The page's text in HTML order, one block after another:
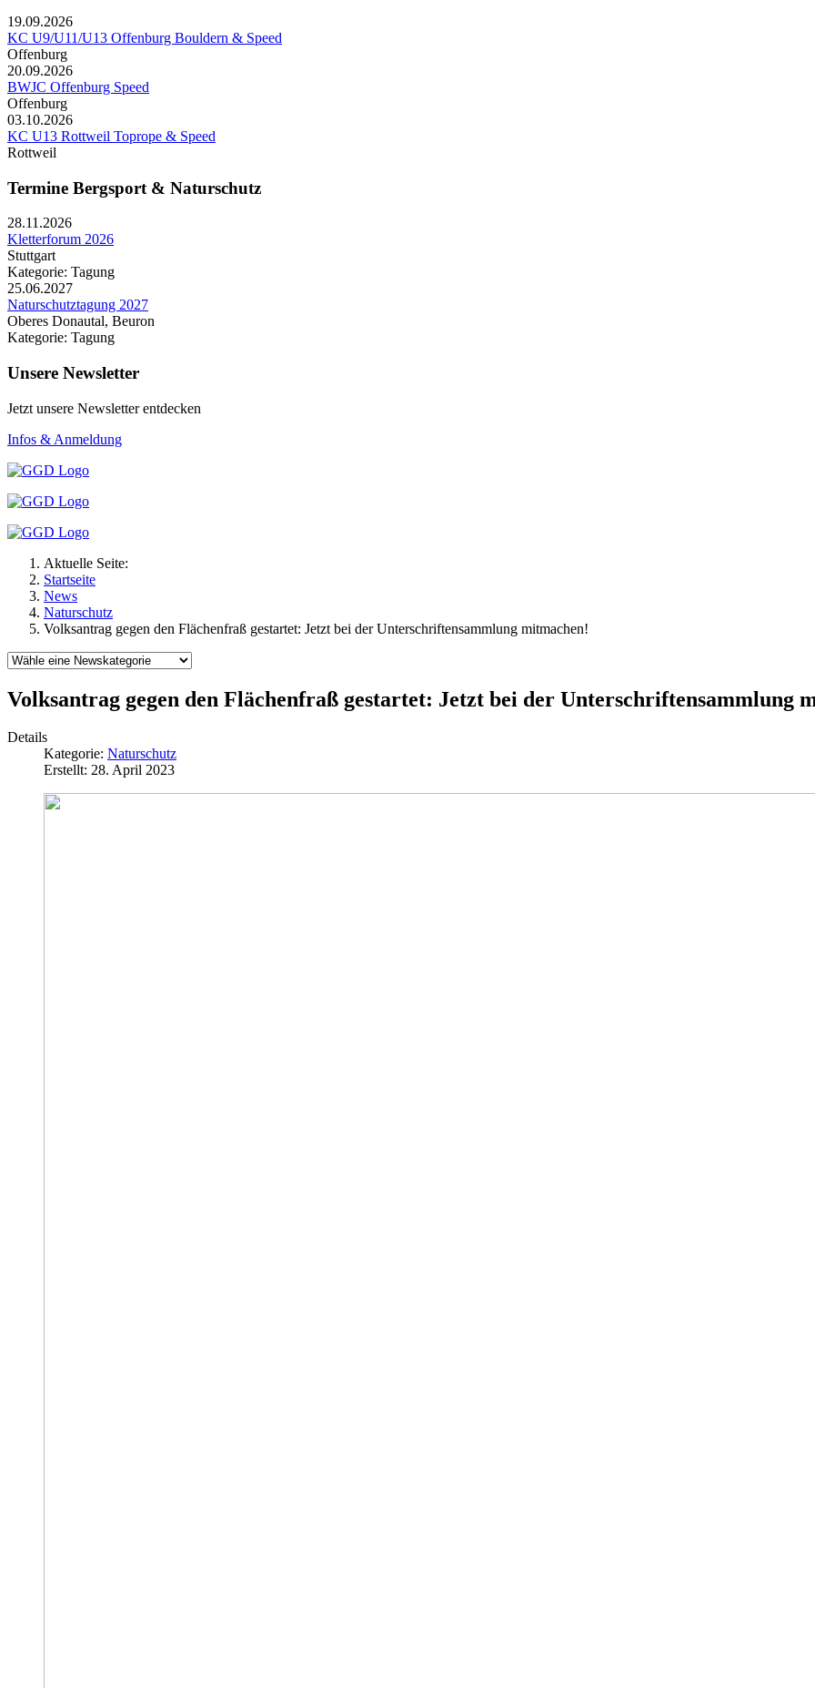
19.09.2026
KC U9/U11/U13 Offenburg Bouldern & Speed
Offenburg
20.09.2026
BWJC Offenburg Speed
Offenburg
03.10.2026
KC U13 Rottweil Toprope & Speed
Rottweil
Termine Bergsport & Naturschutz
28.11.2026
Kletterforum 2026
Stuttgart
Kategorie: Tagung
25.06.2027
Naturschutztagung 2027
Oberes Donautal, Beuron
Kategorie: Tagung
Unsere Newsletter
Jetzt unsere Newsletter entdecken
Infos & Anmeldung
Aktuelle Seite:
Startseite
News
Naturschutz
Volksantrag gegen den Flächenfraß gestartet: Jetzt bei der Unterschriftensammlung mitmachen!
Volksantrag gegen den Flächenfraß gestartet: Jetzt bei der Unterschriftensammlung
Details
Kategorie: Naturschutz
Erstellt: 28. April 2023